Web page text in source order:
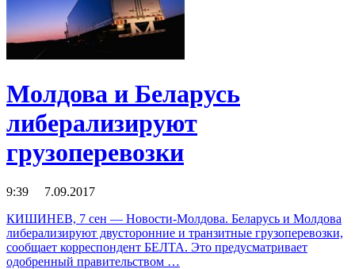
Молдова и Беларусь
либерализируют
грузоперевозки
9:39 7.09.2017
КИШИНЕВ, 7 сен — Новости-Молдова. Беларусь и Молдова
либерализируют двусторонние и транзитные грузоперевозки,
сообщает корреспондент БЕЛТА. Это предусматривает
одобренный правительством …